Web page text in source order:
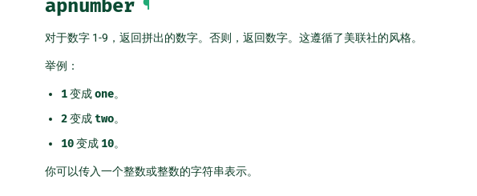
apnumber ¶
对于数字 1-9，返回拼出的数字。否则，返回数字。这遵循了美联社的风格。
举例：
1变成one。
2变成two。
10变成 10。
你可以传入一个整数或整数的字符串表示。